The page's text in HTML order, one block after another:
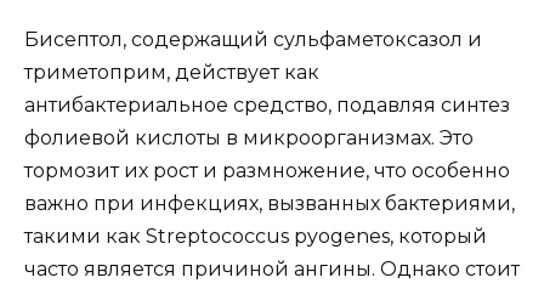
Бисептол, содержащий сульфаметоксазол и
триметоприм, действует как
антибактериальное средство, подавляя синтез
фолиевой кислоты в микроорганизмах. Это
тормозит их рост и размножение, что особенно
важно при инфекциях, вызванных бактериями,
такими как Streptococcus pyogenes, который
часто является причиной ангины. Однако стоит